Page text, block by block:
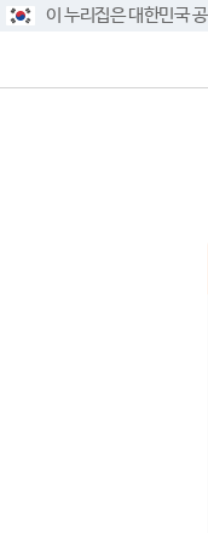
이 누리집은 대한민국